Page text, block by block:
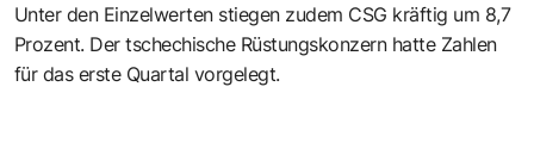
Unter den Einzelwerten stiegen zudem CSG kräftig um 8,7
Prozent. Der tschechische Rüstungskonzern hatte Zahlen
für das erste Quartal vorgelegt.